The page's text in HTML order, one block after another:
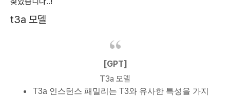
t3a 모델
[GPT]
T3a 모델
T3a 인스턴스 패밀리는 T3와 유사한 특성을 가지